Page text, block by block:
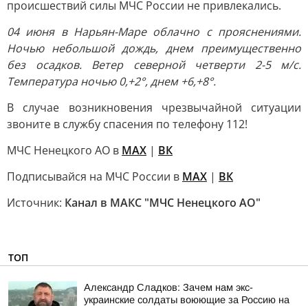
происшествий силы МЧС России не привлекались.
04 июня в Нарьян-Маре облачно с прояснениями.
Ночью небольшой дождь, днем преимущественно
без осадков. Ветер северной четверти 2-5 м/с.
Температура ночью 0,+2°, днем +6,+8°.
В случае возникновения чрезвычайной ситуации
звоните в службу спасения по телефону 112!
МЧС Ненецкого АО в MAX | ВК
Подписывайся на МЧС России в MAX | ВК
Источник: Канал в МАКС "МЧС Ненецкого АО"
ТОП
Александр Сладков: Зачем нам экс-
украинские солдаты воюющие за Россию на